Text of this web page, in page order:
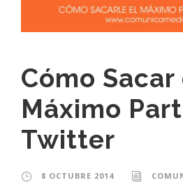
Cómo Sacar
Máximo
Twitter
8 OCTUBRE 2014